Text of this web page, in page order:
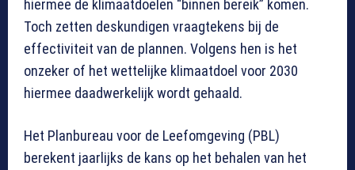
hiermee de klimaatdoelen “binnen bereik” komen.
Toch zetten deskundigen vraagtekens bij de
effectiviteit van de plannen. Volgens hen is het
onzeker of het wettelijke klimaatdoel voor 2030
hiermee daadwerkelijk wordt gehaald.
Het Planbureau voor de Leefomgeving (PBL)
berekent jaarlijks de kans op het behalen van het